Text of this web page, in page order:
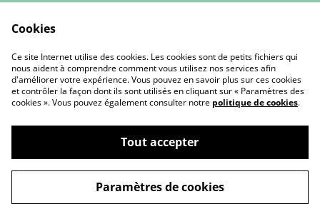
Mentions Légales
Politique de cookies
©2026
L'Atelier de Nounou | Créations Textiles
Artisanales & Personnalisées
powered by
Cookies
Ce site Internet utilise des cookies. Les cookies sont de petits fichiers qui
nous aident à comprendre comment vous utilisez nos services afin
d'améliorer votre expérience. Vous pouvez en savoir plus sur ces cookies
et contrôler la façon dont ils sont utilisés en cliquant sur « Paramètres des
cookies ». Vous pouvez également consulter notre politique de cookies.
Tout accepter
Paramètres de cookies